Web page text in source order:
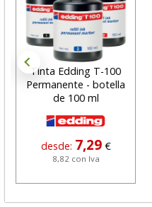
Tinta Edding T-100
Permanente - botella
de 100 ml
desde: 7,29 €
8,82 con Iva